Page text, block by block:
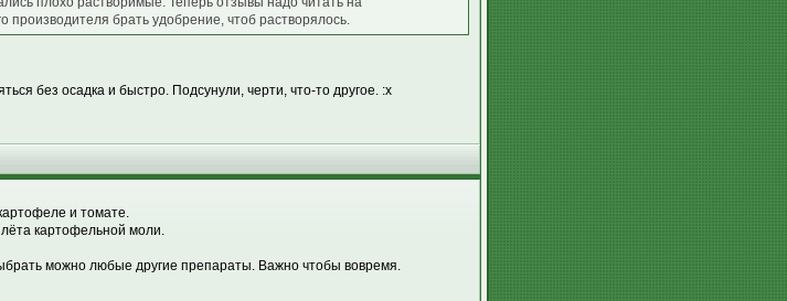
производителя брать удобрение, чтоб растворялось.
без осадка и быстро. Подсунули, черти, что-то другое. :x
и томате.
картофельной моли.
можно любые другие препараты. Важно чтобы вовремя.